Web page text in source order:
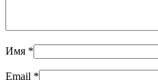
Имя *
Email *